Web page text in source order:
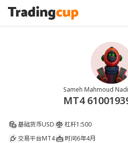
Sameh Mahmoud
MT4
基础货币USD 杠杆1:500
交易平台MT4 时间6年4月